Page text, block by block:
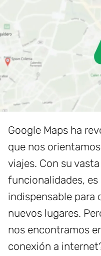
Google Maps ha
que nos
viajes. Con su
funcionalidades,
indispensable para
nuevos lugares.
nos encontramos
conexión a